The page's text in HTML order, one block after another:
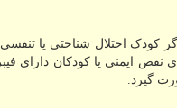
کودک اختلال شناختی یا
نقص ایمنی یا کودکان
گیرد.